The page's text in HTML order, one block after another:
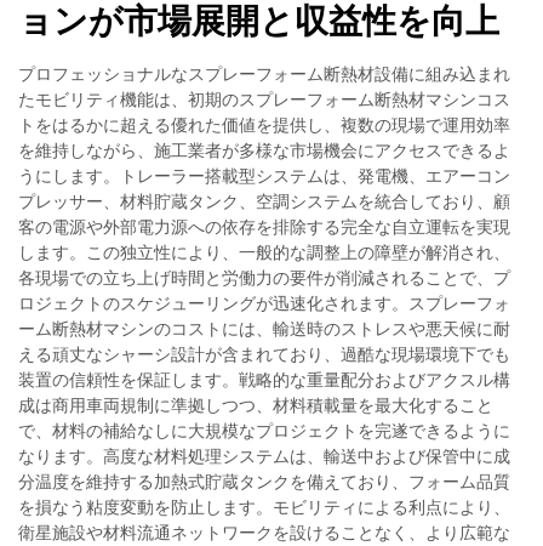
ョンが市場展開と収益性を向上
プロフェッショナルなスプレーフォーム断熱材設備に組み込まれ
たモビリティ機能は、初期のスプレーフォーム断熱材マシンコス
トをはるかに超える優れた価値を提供し、複数の現場で運用効率
を維持しながら、施工業者が多様な市場機会にアクセスできるよ
うにします。トレーラー搭載型システムは、発電機、エアーコン
プレッサー、材料貯蔵タンク、空調システムを統合しており、顧
客の電源や外部電力源への依存を排除する完全な自立運転を実現
します。この独立性により、一般的な調整上の障壁が解消され、
各現場での立ち上げ時間と労働力の要件が削減されることで、プ
ロジェクトのスケジューリングが迅速化されます。スプレーフォ
ーム断熱材マシンのコストには、輸送時のストレスや悪天候に耐
える頑丈なシャーシ設計が含まれており、過酷な現場環境下でも
装置の信頼性を保証します。戦略的な重量配分およびアクスル構
成は商用車両規制に準拠しつつ、材料積載量を最大化すること
で、材料の補給なしに大規模なプロジェクトを完遂できるように
なります。高度な材料処理システムは、輸送中および保管中に成
分温度を維持する加熱式貯蔵タンクを備えており、フォーム品質
を損なう粘度変動を防止します。モビリティによる利点により、
衛星施設や材料流通ネットワークを設けることなく、より広範な